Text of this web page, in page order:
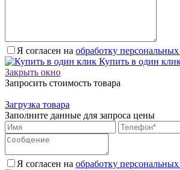
Я согласен на обработку
Купить в один
Закрыть окно
Запросить стоимость товара
Загрузка товара
Заполните данные для запроса цены
Я согласен на обработку